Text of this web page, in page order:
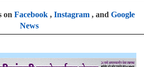
on Facebook, Instagram, and Google
News